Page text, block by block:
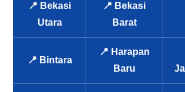
📍 Bekasi
Utara
📍 Bekasi
Barat
📍 Bintara
📍 Harapan
Baru